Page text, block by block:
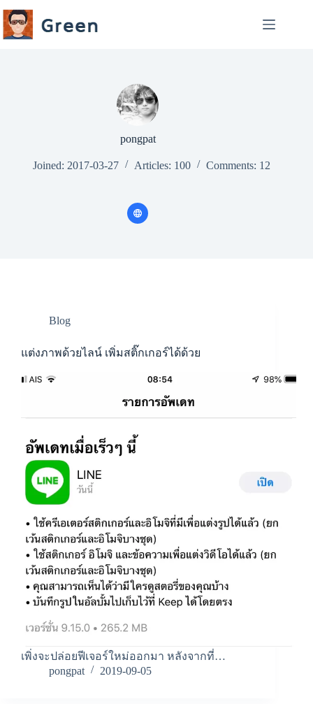
to
content
pongpat
Joined: 2017-03-27 Articles: 100 Comments: 12
Blog
แต่งภาพด้วยไลน์ เพิ่มสติ๊กเกอร์ได้ด้วย
เพิ่งจะปล่อยฟีเจอร์ใหม่ออกมา หลังจากที่…
pongpat
2019-09-05